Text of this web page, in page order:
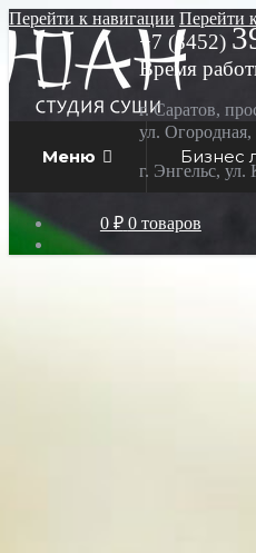
Перейти к навигации Перейти
Меню Бизнес
0 ₽ 0 товаров
+7 (8452)
Время
г. Саратов,
ул. Огородная,
г. Энгельс, ул.